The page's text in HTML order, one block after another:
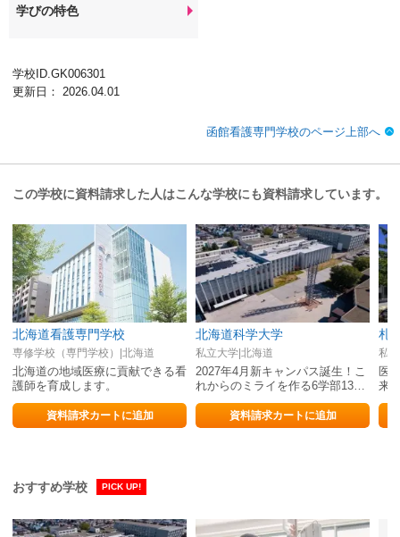
学びの特色
学校ID.GK006301
更新日： 2026.04.01
函館看護専門学校のページ上部へ
この学校に資料請求した人はこんな学校にも資料請求しています。
北海道看護専門学校
専修学校（専門学校）|北海道
北海道の地域医療に貢献できる看
護師を育成します。
資料請求カートに追加
北海道科学大学
私立大学|北海道
2027年4月新キャンパス誕生！こ
れからのミライを作る6学部13学
科
資料請求カートに追加
札
私
医
来
おすすめ学校 PICK UP!